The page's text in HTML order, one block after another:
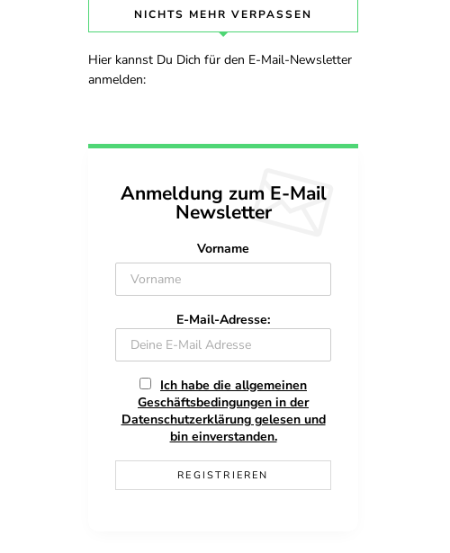
NICHTS MEHR VERPASSEN
Hier kannst Du Dich für den E-Mail-Newsletter
anmelden:
Anmeldung zum E-Mail
Newsletter
Vorname
E-Mail-Adresse:
Ich habe die allgemeinen
Geschäftsbedingungen in der
Datenschutzerklärung gelesen und
bin einverstanden.